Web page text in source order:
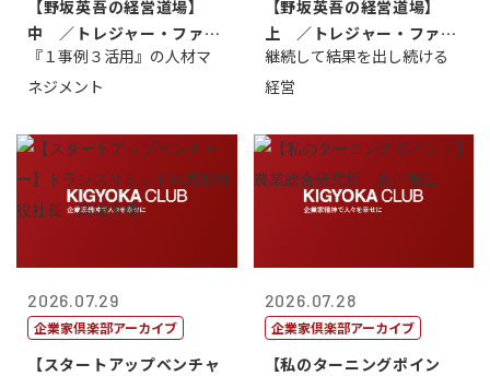
【野坂英吾の経営道場】
中 ／トレジャー・ファク
トリー社長野坂...
『１事例３活用』の人材マ
ネジメント
【野坂英吾の経営道場】
上 ／トレジャー・ファク
トリー社長野坂...
継続して結果を出し続ける
経営
2026.07.29
企業家倶楽部アーカイブ
【スタートアップベンチャ
2026.07.28
企業家倶楽部アーカイブ
【私のターニングポイン